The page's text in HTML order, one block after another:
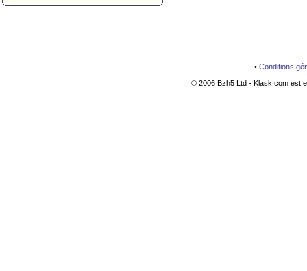
• Conditions
© 2006 Bzh5 Ltd - Klask.com est